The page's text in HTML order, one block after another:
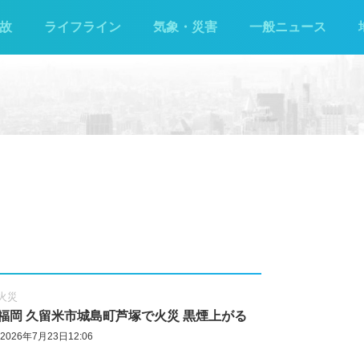
ライフライン 気象・災害 一般ニュース
災
岡 久留米市城島町芦塚で火災 黒煙上がる
2026年7月23日12:06